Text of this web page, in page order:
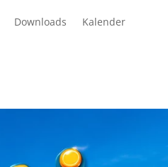
Downloads Kalender